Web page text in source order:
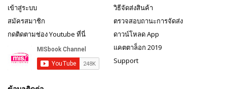
เข้าสู่ระบบ
สมัครสมาชิก
กดติดตามช่อง Youtube ที่นี่
วิธีจัดส่งสินค้า
ตรวจสอบถานะการจัดส่ง
ดาวน์โหลด App
แคตตาล็อก 2019
Support